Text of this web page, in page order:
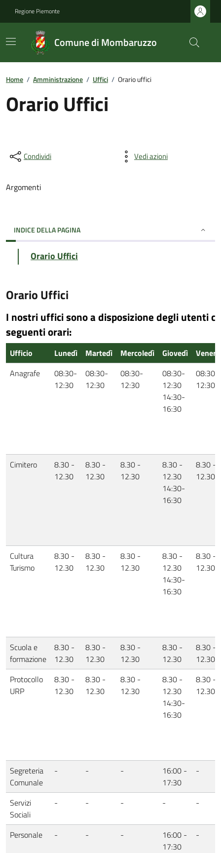
Regione Piemonte
Comune di Mombaruzzo
Home / Amministrazione / Uffici / Orario uffici
Orario Uffici
Condividi Vedi azioni
Argomenti
INDICE DELLA PAGINA
Orario Uffici
Orario Uffici
I nostri uffici sono a disposizione degli utenti
seguenti orari:
Ufficio Lunedì Martedì Mercoledì Giovedì
Anagrafe
08:30-
12:30
08:30-
12:30
08:30-
12:30
08:30-
12:30
14:30-
16:30
08:30-
12:30
Cimitero
8.30 -
12.30
8.30 -
12.30
8.30 -
12.30
8.30 -
12.30
14:30-
16:30
8.30 -
12.30
Cultura
Turismo
8.30 -
12.30
8.30 -
12.30
8.30 -
12.30
8.30 -
12.30
14:30-
16:30
8.30 -
12.30
Scuola e
formazione
8.30 -
12.30
8.30 -
12.30
8.30 -
12.30
8.30 -
12.30
8.30 -
12.30
Protocollo
URP
8.30 -
12.30
8.30 -
12.30
8.30 -
12.30
8.30 -
12.30
14:30-
16:30
8.30 -
12.30
Segreteria
Comunale
- - -
16:00 -
17:30
-
Servizi
Sociali
- - - - -
Personale - - -
16:00 -
17:30
-